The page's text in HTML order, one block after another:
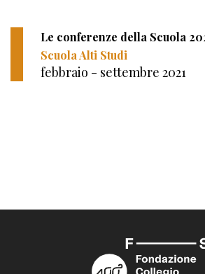
Le conferenze della Scuola
Scuola Alti Studi
febbraio - settembre 2021